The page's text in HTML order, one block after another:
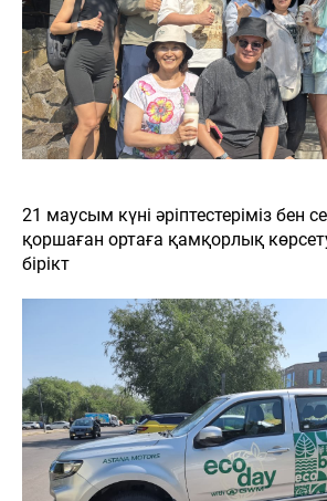
21 маусым күні әріптестеріміз бен
қоршаған ортаға қамқорлық
бірікт